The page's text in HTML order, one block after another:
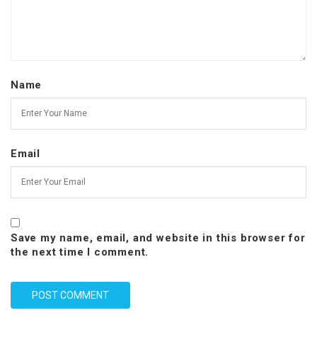
Name
Email
Save my name, email, and website in this browser for
the next time I comment.